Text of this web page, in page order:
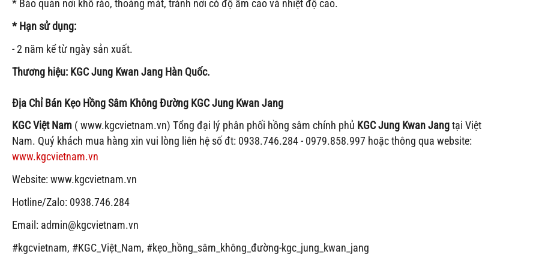
* Bảo quản nơi khô ráo, thoáng mát, tránh nơi có độ ẩm cao và nhiệt độ cao.
* Hạn sử dụng:
- 2 năm kể từ ngày sản xuất.
Thương hiệu: KGC Jung Kwan Jang Hàn Quốc.
Địa Chỉ Bán Kẹo Hồng Sâm Không Đường KGC Jung Kwan Jang
KGC Việt Nam ( www.kgcvietnam.vn) Tổng đại lý phân phối hồng sâm chính phủ KGC Jung Kwan Jangtại Việt
Nam. Quý khách mua hàng xin vui lòng liên hệ số đt: 0938.746.284 - 0979.858.997 hoặc thông qua website:
www.kgcvietnam.vn
Website: www.kgcvietnam.vn
Hotline/Zalo: 0938.746.284
Email: admin@kgcvietnam.vn
#kgcvietnam, #KGC_Việt_Nam, #kẹo_hồng_sâm_không_đường-kgc_jung_kwan_jang